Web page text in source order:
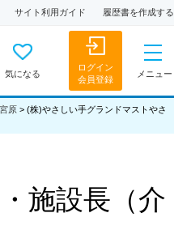
サイト利用ガイド 履歴書を作成する
気になる
ログイン
会員登録
メニュー
原 > (株)やさしい手グランドマストやさ
施設長（介